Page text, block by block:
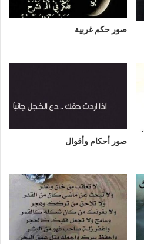
صور حكم غربية
صور أحكام وأقوال